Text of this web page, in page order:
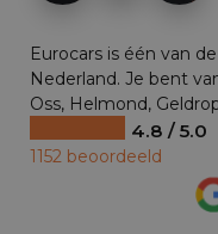
Eurocars is één van
Nederland. Je bent
Oss, Helmond,
4.8 / 5.0
1152 beoordeeld